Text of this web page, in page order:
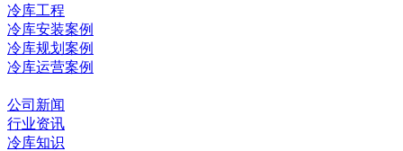
冷库工程
冷库安装案例
冷库规划案例
冷库运营案例
公司新闻
行业资讯
冷库知识